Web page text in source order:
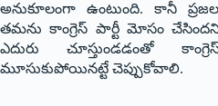
అనుకూలంగా ఉంటుంది. కానీ
తమను కాంగ్రెస్ పార్టీ మోసం
ఎదురు చూస్తుండడంతో
మూసుకుపోయినట్టే చెప్పుకోవాలి.